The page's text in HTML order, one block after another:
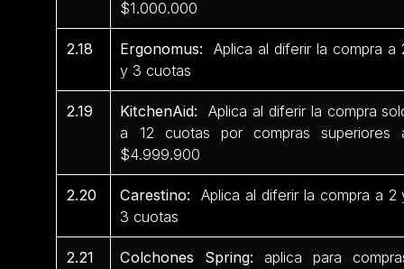
$1.000.000
2.18 Ergonomus:Aplica al diferir la compra a
y 3 cuotas
2.19 KitchenAid:Aplica al diferir la compra
a 12 cuotas por compras superiores
$4.999.900
2.20 Carestino:Aplica al diferir la compra a 2
3 cuotas
2.21 Colchones Spring: aplica para